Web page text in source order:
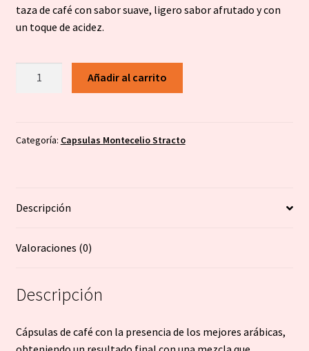
taza de café con sabor suave, ligero sabor afrutado y con
un toque de acidez.
Classico
Montecelio
cantidad
Añadir al carrito
Categoría: Capsulas Montecelio Stracto
Descripción
Valoraciones (0)
Descripción
Cápsulas de café con la presencia de los mejores arábicas,